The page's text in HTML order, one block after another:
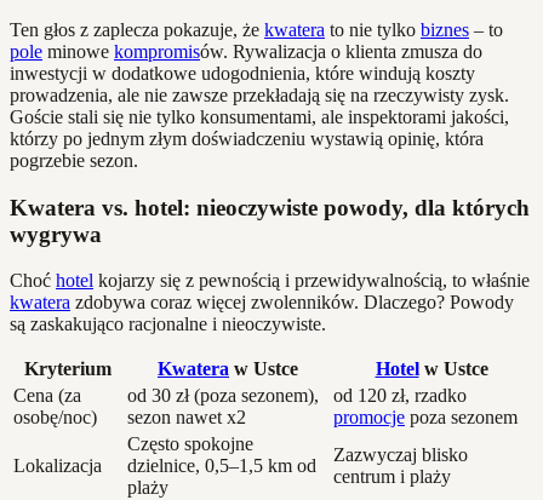
Ten głos z zaplecza pokazuje, że kwatera to nie tylko biznes – to
pole minowe kompromisów. Rywalizacja o klienta zmusza do
inwestycji w dodatkowe udogodnienia, które windują koszty
prowadzenia, ale nie zawsze przekładają się na rzeczywisty zysk.
Goście stali się nie tylko konsumentami, ale inspektorami jakości,
którzy po jednym złym doświadczeniu wystawią opinię, która
pogrzebie sezon.
Kwatera vs. hotel: nieoczywiste powody, dla których
wygrywa
Choć hotel kojarzy się z pewnością i przewidywalnością, to właśnie
kwatera zdobywa coraz więcej zwolenników. Dlaczego? Powody
są zaskakująco racjonalne i nieoczywiste.
Kryterium Kwatera w Ustce Hotelw Ustce
Cena (za
osobę/noc)
od 30 zł (poza sezonem),
sezon nawet x2
od 120 zł, rzadko
promocje poza sezonem
Lokalizacja
Często spokojne
dzielnice, 0,5–1,5 km od
plaży
Zazwyczaj blisko
centrum i plaży